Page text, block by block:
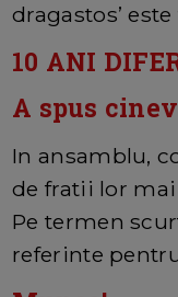
dragastos’
10 ANI
A spus
In ansamblu,
de fratii lor
Pe termen
referinte